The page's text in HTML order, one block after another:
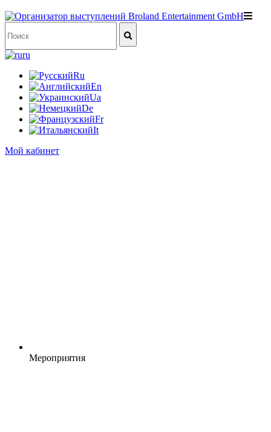
ru
Ru
En
Ua
De
Fr
It
Мой кабинет
Мероприятия